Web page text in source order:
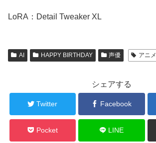
LoRA：Detail Tweaker XL
AI HAPPY BIRTHDAY 声優 アニメ
シェアする
Twitter Facebook
Pocket LINE